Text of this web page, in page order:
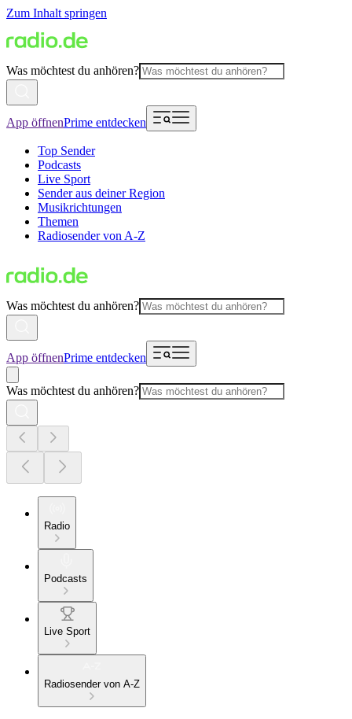
Zum Inhalt springen
Was möchtest du anhören?
App öffnenPrime entdecken
Top Sender
Podcasts
Live Sport
Sender aus deiner Region
Musikrichtungen
Themen
Radiosender von A-Z
Was möchtest du anhören?
App öffnenPrime entdecken
Was möchtest du anhören?
Radio
Podcasts
Live Sport
Radiosender von A-Z